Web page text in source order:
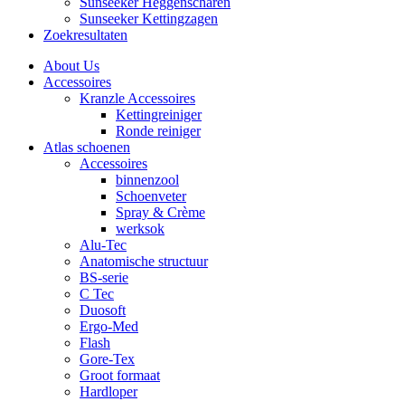
Sunseeker Kettingzagen
Zoekresultaten
About Us
Accessoires
Kranzle Accessoires
Kettingreiniger
Ronde reiniger
Atlas schoenen
Accessoires
binnenzool
Schoenveter
Spray & Crème
werksok
Alu-Tec
Anatomische structuur
BS-serie
C Tec
Duosoft
Ergo-Med
Flash
Gore-Tex
Groot formaat
Hardloper